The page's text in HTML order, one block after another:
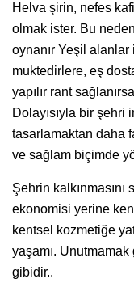
Helva şirin, nefes
olmak ister. Bu
oynanır Yeşil
muktedirlere, eş
yapılır rant
Dolayısıyla bir şehri
tasarlamaktan daha
ve sağlam biçimde
Şehrin
ekonomisi yerine
kentsel kozmetiğe
yaşamı.
gibidir..